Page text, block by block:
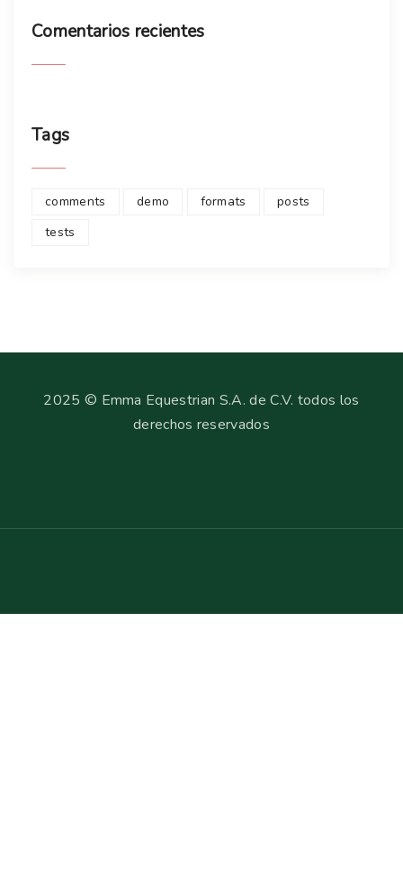
Comentarios recientes
Tags
comments demo formats
posts
tests
2025 © Emma Equestrian S.A. de C.V. todos los
derechos reservados